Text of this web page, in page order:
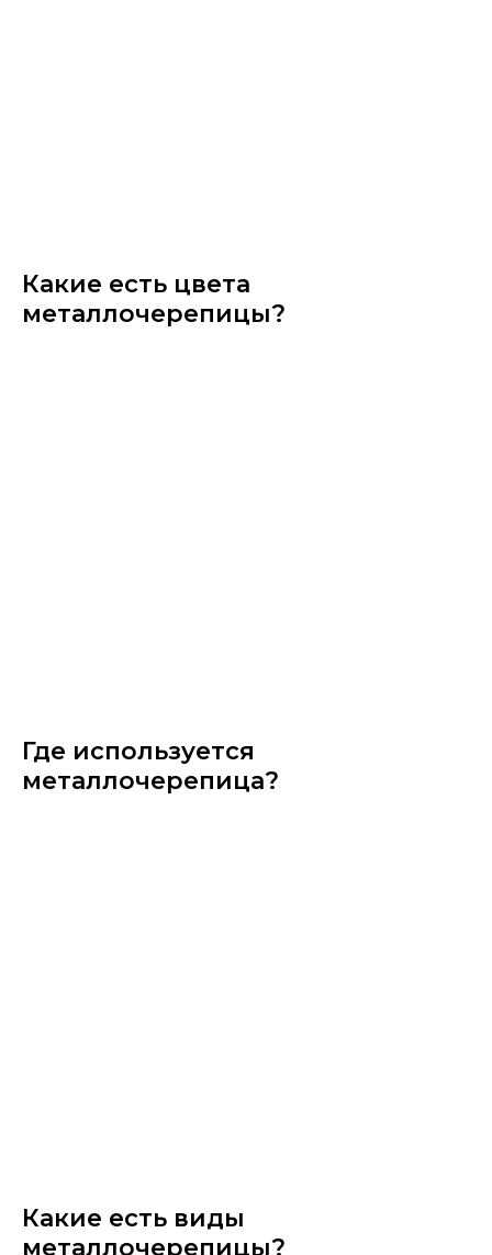
Какие есть цвета
металлочерепицы?
Где используется
металлочерепица?
Какие есть виды
металлочерепицы?